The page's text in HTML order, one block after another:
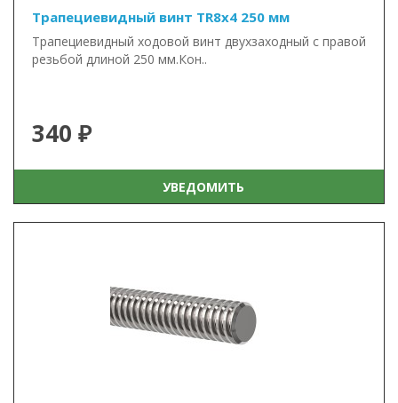
Трапециевидный винт TR8x4 250 мм
Трапециевидный ходовой винт двухзаходный с правой
резьбой длиной 250 мм.Кон..
340 ₽
УВЕДОМИТЬ